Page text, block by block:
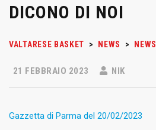
DICONO DI NOI
VALTARESE BASKET > NEWS > NEWS
21 FEBBRAIO 2023 NIK
Gazzetta di Parma del 20/02/2023